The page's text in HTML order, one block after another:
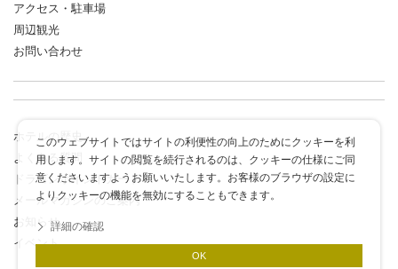
このウェブサイトではサイトの利便性の向上のためにクッキーを利
用します。サイトの閲覧を続行されるのは、クッキーの仕様にご同
意くださいますようお願いいたします。お客様のブラウザの設定に
よりクッキーの機能を無効にすることもできます。
詳細の確認
OK
アクセス・駐車場
周辺観光
お問い合わせ
ホテルの歴史
よくある質問
ドラゴンポイントカード
メールマガジンのご案内
お知らせ
イベント